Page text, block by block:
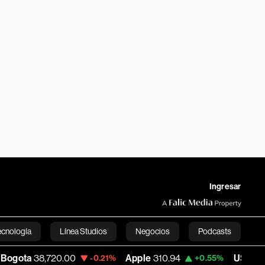
Ingresar
Línea Studios Negocios Podcasts
English-0.21% Apple 310.94 +0.55% USD COP 3,175.95